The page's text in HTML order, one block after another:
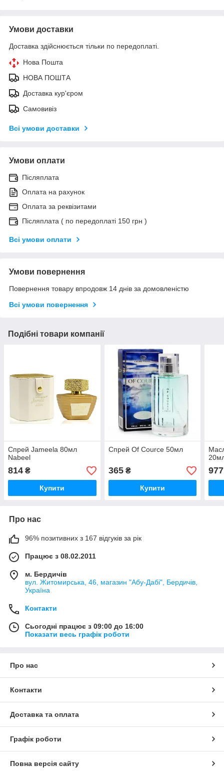
Умови доставки
Доставка здійснюється тільки по передоплаті.
Нова Пошта
НОВА ПОШТА
Доставка кур'єром
Самовивіз
Всі умови доставки
Умови оплати
Післяплата
Оплата на рахунок
Оплата за реквізитами
Післяплата ( по передоплаті 150 грн )
Всі умови оплати
Умови повернення
Повернення товару впродовж 14 днів за домовленістю
Всі умови повернення
Подібні товари компанії
Спрей Jameela 80мл
Nabeel
814 ₴
Купити
Спрей Of Cource 50мл
365₴
Купити
977
Про нас
96% позитивних з 167 відгуків за рік
Працює з 08.02.2011
м. Бердичів
вул. Житомирська, 46, магазин "Абу-Дабі", Бердичів,
Україна
Контакти
Сьогодні працює з 09:00 до 16:00
Показати весь графік роботи
Про нас
Контакти
Доставка та оплата
Графік роботи
Повна версія сайту